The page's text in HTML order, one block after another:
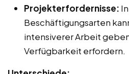
Projekterfordernisse:
Beschäftigungsarten
intensiverer Arbeit
Verfügbarkeit erfordern.